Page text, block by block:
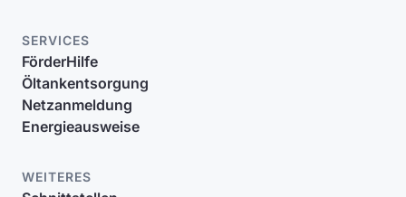
SERVICES
FörderHilfe
Öltankentsorgung
Netzanmeldung
Energieausweise
WEITERES